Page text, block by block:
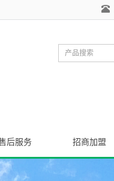
后服务 招商加盟